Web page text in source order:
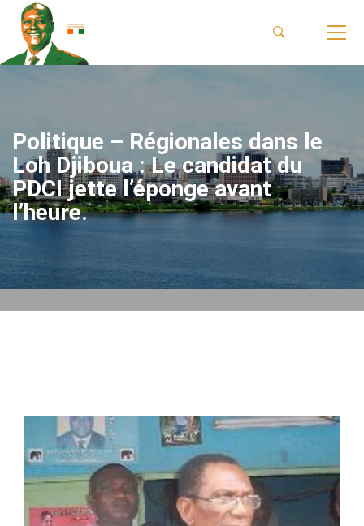
Politique – Régionales dans le
Loh Djiboua : Le candidat du
PDCI jette l’éponge avant
l’heure.